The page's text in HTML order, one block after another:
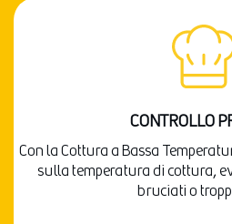
CONTROLLO
Con la Cottura a Bassa
sulla temperatura di cottura,
bruciati o